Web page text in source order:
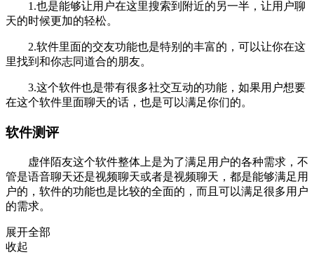
1.也是能够让用户在这里搜索到附近的另一半，让用户聊
天的时候更加的轻松。
2.软件里面的交友功能也是特别的丰富的，可以让你在这
里找到和你志同道合的朋友。
3.这个软件也是带有很多社交互动的功能，如果用户想要
在这个软件里面聊天的话，也是可以满足你们的。
软件测评
虚伴陌友这个软件整体上是为了满足用户的各种需求，不
管是语音聊天还是视频聊天或者是视频聊天，都是能够满足用
户的，软件的功能也是比较的全面的，而且可以满足很多用户
的需求。
展开全部
收起